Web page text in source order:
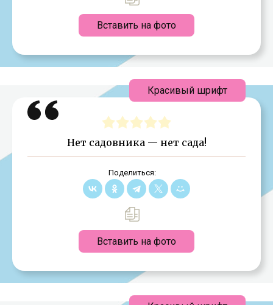
Вставить на фото
Нет садовника — нет сада!
Поделиться:
Вставить на фото
Красивый шрифт